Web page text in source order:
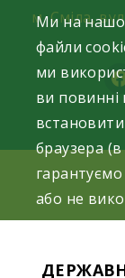
content
м. Сміла,
Ми на
файли
ми
ви повинні
браузера
або не